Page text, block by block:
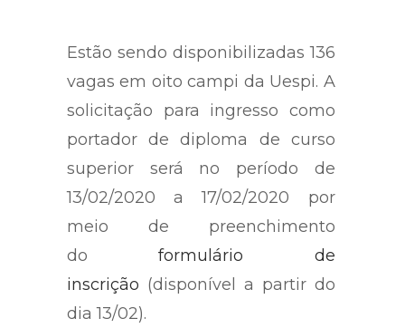
Estão sendo disponibilizadas 136
vagas em oito campi da Uespi. A
solicitação para ingresso como
portador de diploma de curso
superior será no período de
13/02/2020 a 17/02/2020 por
meio de preenchimento
doformulário de
inscrição (disponível a partir do
dia 13/02).